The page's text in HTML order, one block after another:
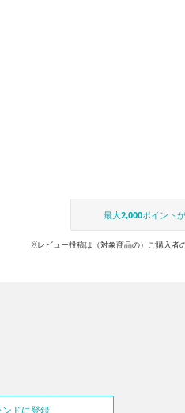
最大2,000ポイント
※レビュー投稿は（対象商品の）ご購入者
ドに登録